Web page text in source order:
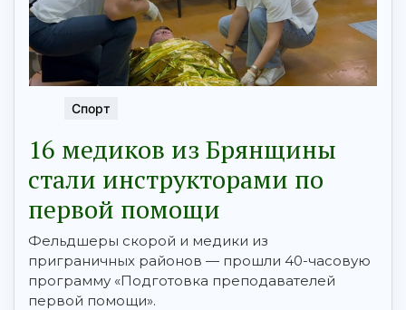
Спорт
16 медиков из Брянщины
стали инструкторами по
первой помощи
Фельдшеры скорой и медики из
приграничных районов — прошли 40-часовую
программу «Подготовка преподавателей
первой помощи».